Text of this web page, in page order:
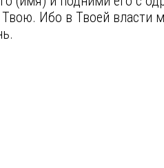
Ибо в Твоей власти